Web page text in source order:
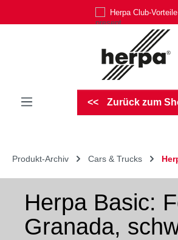
Zum Hauptinhalt springenHerpa Club-Vorteile
Zurück zum
Produkt-Archiv Cars & Trucks
Herpa Basic:
Granada,